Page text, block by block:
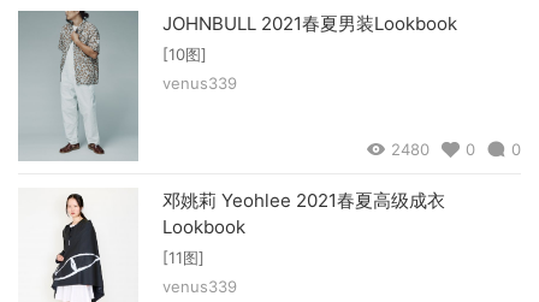
JOHNBULL 2021春夏男装Lookbook
[10图]
venus339
2480 0 0
邓姚莉 Yeohlee 2021春夏高级成衣
Lookbook
[11图]
venus339